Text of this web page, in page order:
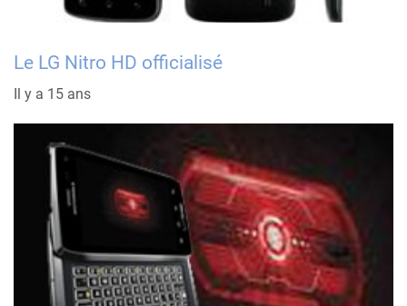
Le LG Nitro HD officialisé
Il y a 15 ans